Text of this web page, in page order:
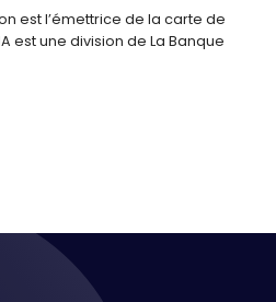
est l’émettrice de la carte de
est une division de La Banque